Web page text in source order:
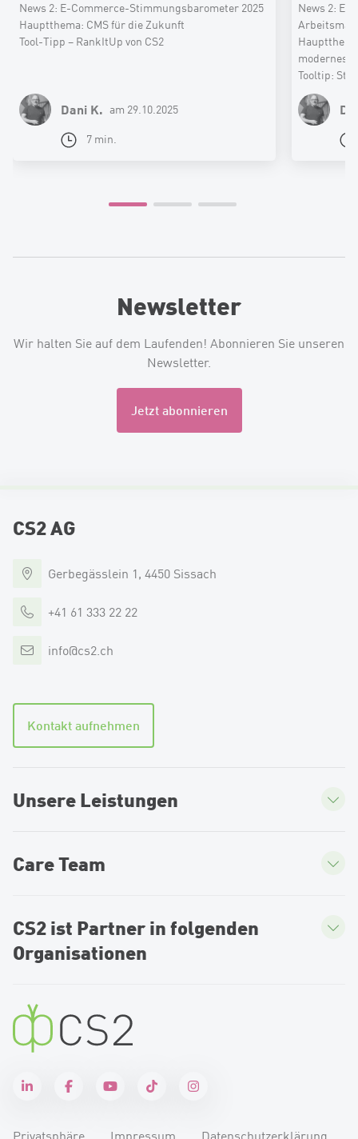
News 2: E-Commerce-Stimmungsbarometer 2025
Hauptthema: CMS für die Zukunft
Tool-Tipp – RankItUp von CS2
Dani K. am 29.10.2025
7 min.
News 2:
modernes
Tooltip:
Google
Newsletter
Wir halten Sie auf dem Laufenden! Abonnieren Sie unseren
Newsletter.
Jetzt abonnieren
CS2 AG
Gerbegässlein 1, 4450 Sissach
+41 61 333 22 22
info@cs2.ch
Kontakt aufnehmen
Unsere Leistungen
Care Team
CS2 ist Partner in folgenden
Organisationen